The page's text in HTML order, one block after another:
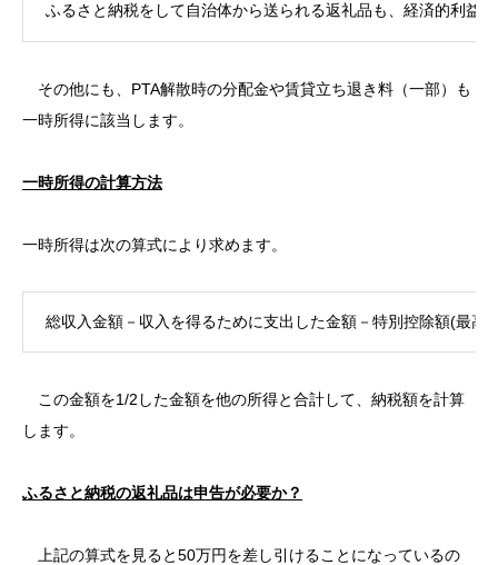
ふるさと納税をして自治体から送られる返礼品も、経済的利益
その他にも、PTA解散時の分配金や賃貸立ち退き料（一部）も
一時所得に該当します。
一時所得の計算方法
一時所得は次の算式により求めます。
総収入金額－収入を得るために支出した金額－特別控除額(最高
この金額を1/2した金額を他の所得と合計して、納税額を計算
します。
ふるさと納税の返礼品は申告が必要か？
上記の算式を見ると50万円を差し引けることになっているの